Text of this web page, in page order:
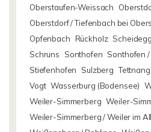
Oberstaufen-Weissach
Oberstdorf / Tiefenbach bei
Opfenbach Rückholz Scheidegg
Schruns
Sonthofen Sonthofen
Stiefenhofen
Sulzberg Tettnang
Vogt Wasserburg (Bodensee)
Weiler-Simmerberg Weiler-
Weiler-Simmerberg / Weiler im